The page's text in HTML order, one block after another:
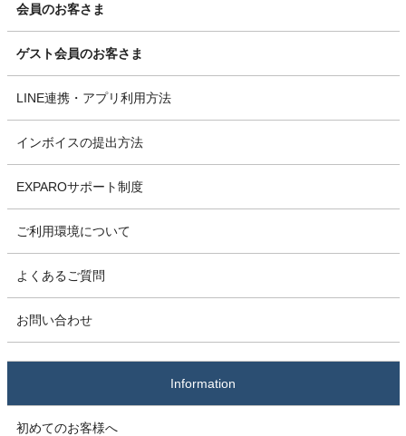
会員のお客さま
ゲスト会員のお客さま
LINE連携・アプリ利用方法
インボイスの提出方法
EXPAROサポート制度
ご利用環境について
よくあるご質問
お問い合わせ
Information
初めてのお客様へ